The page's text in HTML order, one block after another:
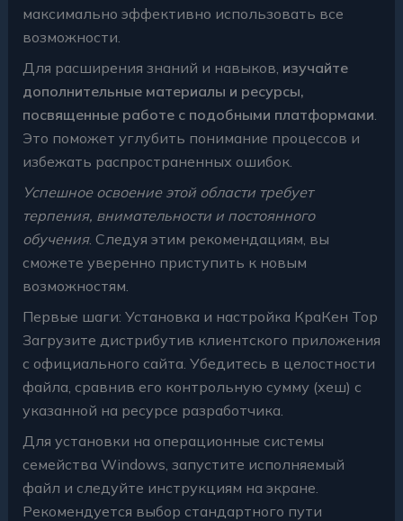
максимально эффективно использовать все
возможности.
Для расширения знаний и навыков, изучайте
дополнительные материалы и ресурсы,
посвященные работе с подобными платформами
Это поможет углубить понимание процессов и
избежать распространенных ошибок.
Успешное освоение этой области требует
терпения, внимательности и постоянного
обучения. Следуя этим рекомендациям, вы
сможете уверенно приступить к новым
возможностям.
Первые шаги: Установка и настройка КраКен Тор
Загрузите дистрибутив клиентского приложения
с официального сайта. Убедитесь в целостности
файла, сравнив его контрольную сумму (хеш) с
указанной на ресурсе разработчика.
Для установки на операционные системы
семейства Windows, запустите исполняемый
файл и следуйте инструкциям на экране.
Рекомендуется выбор стандартного пути